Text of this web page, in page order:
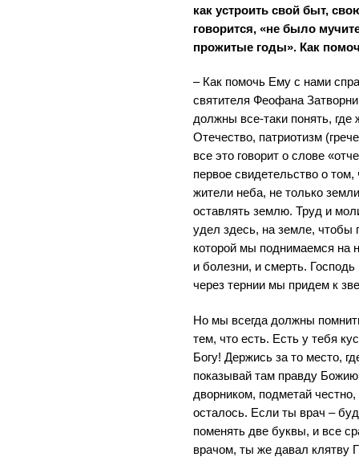
как устроить свой быт,
говорится, «не было
прожитые годы». Как
– Как помочь Ему с нами
святителя Феофана
должны все-таки понять,
Отечество, патриотизм
все это говорит о слове
первое свидетельство о
жители неба, не только
оставлять землю. Труд и
удел здесь, на земле, чтобы
которой мы поднимаемся на
и болезни, и смерть.
через тернии мы придем к
Но мы всегда должны
тем, что есть. Есть у тебя
Богу! Держись за то место,
показывай там правду
дворником, подметай
осталось. Если ты врач –
поменять две буквы, и все
врачом, ты же давал клятву